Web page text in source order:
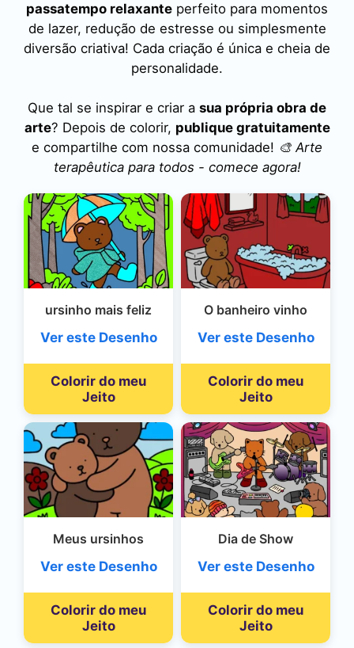
passatempo relaxante perfeito para momentos
de lazer, redução de estresse ou simplesmente
diversão criativa! Cada criação é única e cheia de
personalidade.
Que tal se inspirar e criar a sua própria obra de
arte? Depois de colorir, publique gratuitamente
e compartilhe com nossa comunidade! 🎨 Arte
terapêutica para todos - comece agora!
ursinho mais feliz
Ver este Desenho
Colorir do meu
Jeito
O banheiro vinho
Ver este Desenho
Colorir do meu
Jeito
Meus ursinhos
Ver este Desenho
Colorir do meu
Jeito
Dia de Show
Ver este Desenho
Colorir do meu
Jeito